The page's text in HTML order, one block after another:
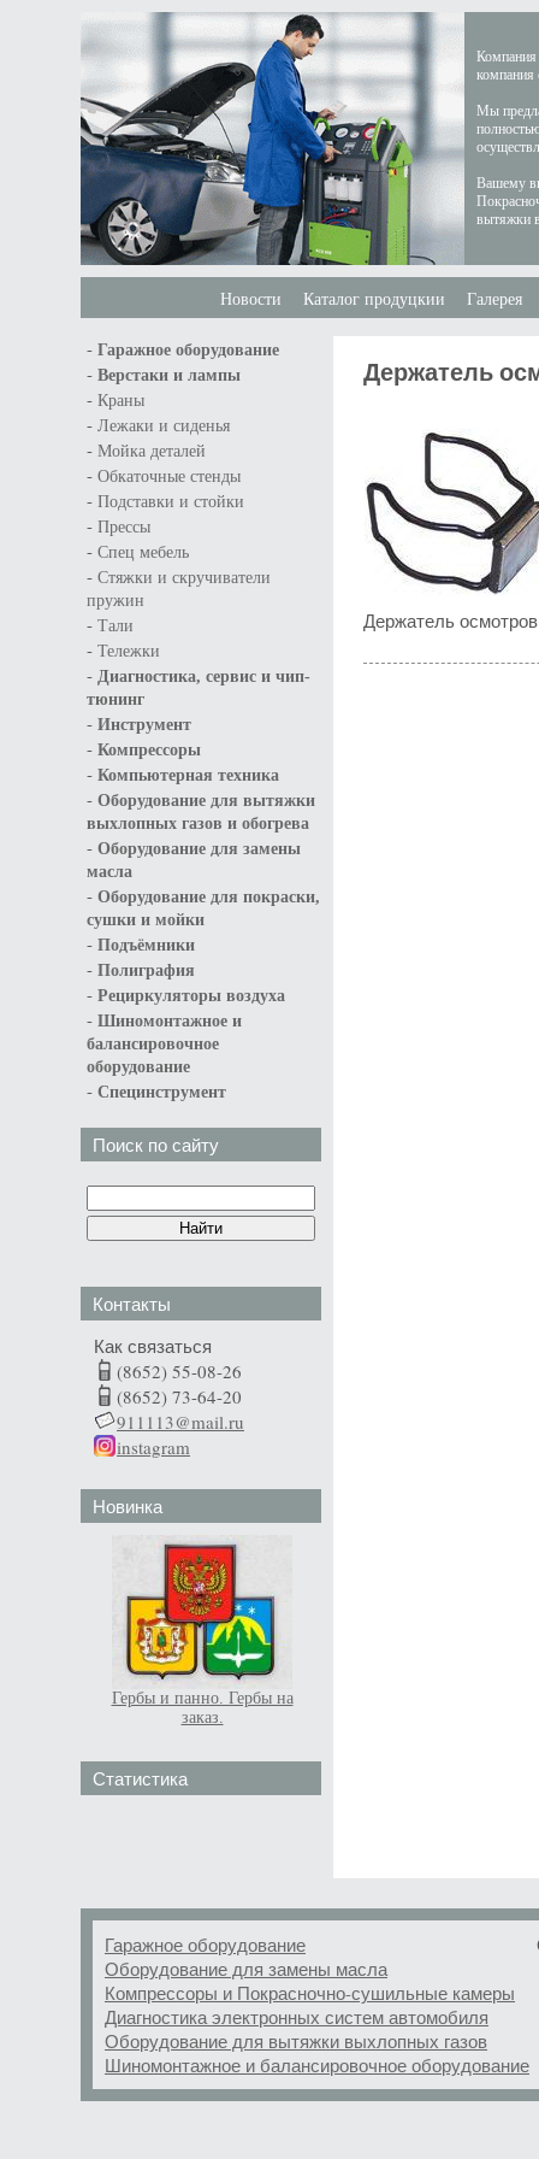
Компания
компания
Мы
Вашему
вытяжки
Новости Каталог продуцкии Галерея
- Гаражное оборудование
- Верстаки и лампы
- Краны
- Лежаки и сиденья
- Мойка деталей
- Обкаточные стенды
- Подставки и стойки
- Прессы
- Спец мебель
- Стяжки и скручиватели
пружин
- Тали
- Тележки
- Диагностика, сервис и чип-
тюнинг
- Инструмент
- Компрессоры
- Компьютерная техника
- Оборудование для вытяжки
выхлопных газов и обогрева
- Оборудование для замены
масла
- Оборудование для покраски,
сушки и мойки
- Подъёмники
- Полиграфия
- Рециркуляторы воздуха
- Шиномонтажное и
балансировочное
оборудование
- Специнструмент
Поиск по сайту
Контакты
Как связаться
(8652) 55-08-26
(8652) 73-64-20
911113@mail.ru
instagram
Новинка
Гербы и панно. Гербы на
заказ.
Статистика
Держатель
Держатель
Гаражное оборудование
Оборудование для замены масла
Компрессоры и Покрасночно-сушильные камеры
Диагностика электронных систем автомобиля
Оборудование для вытяжки выхлопных газов
Шиномонтажное и балансировочное оборудование